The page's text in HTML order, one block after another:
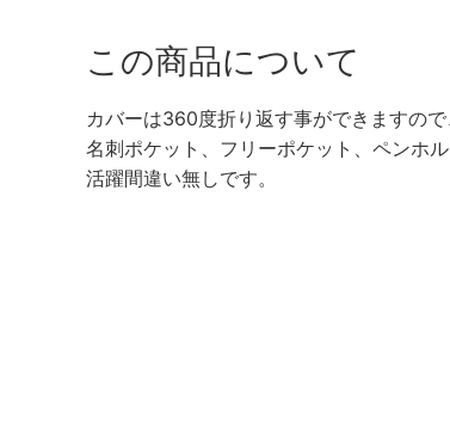
この商品について
カバーは360度折り返す事ができますの
名刺ポケット、フリーポケット、ペンホ
活躍間違い無しです。